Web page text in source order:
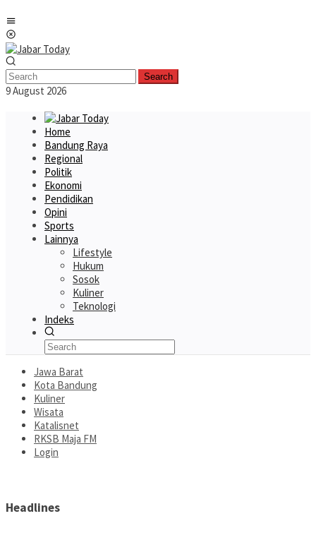
to
content
Search
9 August 2026
Home
Bandung Raya
Regional
Politik
Ekonomi
Pendidikan
Opini
Sports
Lainnya
Lifestyle
Hukum
Sosok
Kuliner
Teknologi
Indeks
Jawa Barat
Kota Bandung
Kuliner
Wisata
Katalisnet
RKSB Maja FM
Login
Headlines